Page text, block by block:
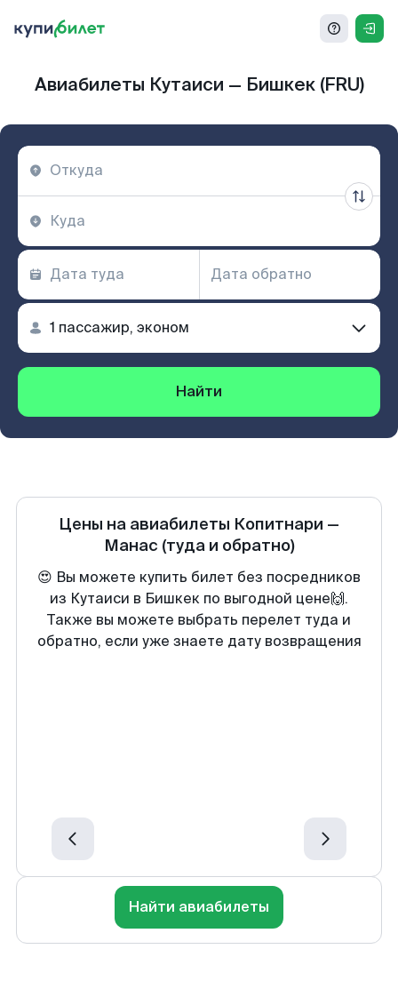
Авиабилеты Кутаиси — Бишкек (FRU)
Найти
Цены на авиабилеты Копитнари —
Манас (туда и обратно)
😍 Вы можете купить билет без посредников
из Кутаиси в Бишкек по выгодной цене🙌.
Также вы можете выбрать перелет туда и
обратно, если уже знаете дату возвращения
Найти авиабилеты